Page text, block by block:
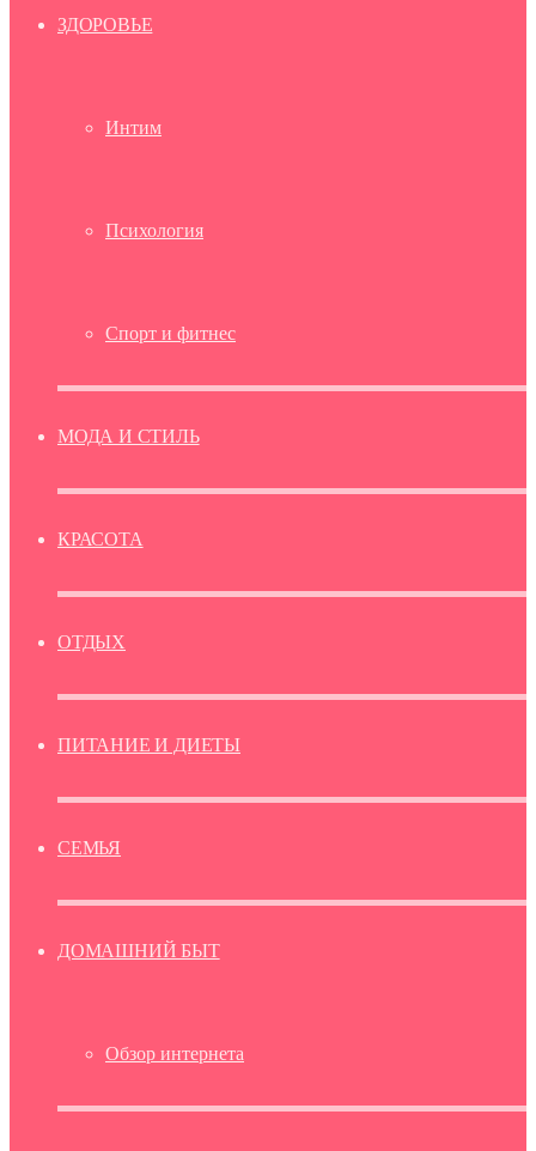
ЗДОРОВЬЕ
Интим
Психология
Спорт и фитнес
МОДА И СТИЛЬ
КРАСОТА
ОТДЫХ
ПИТАНИЕ И ДИЕТЫ
СЕМЬЯ
ДОМАШНИЙ БЫТ
Обзор интернета